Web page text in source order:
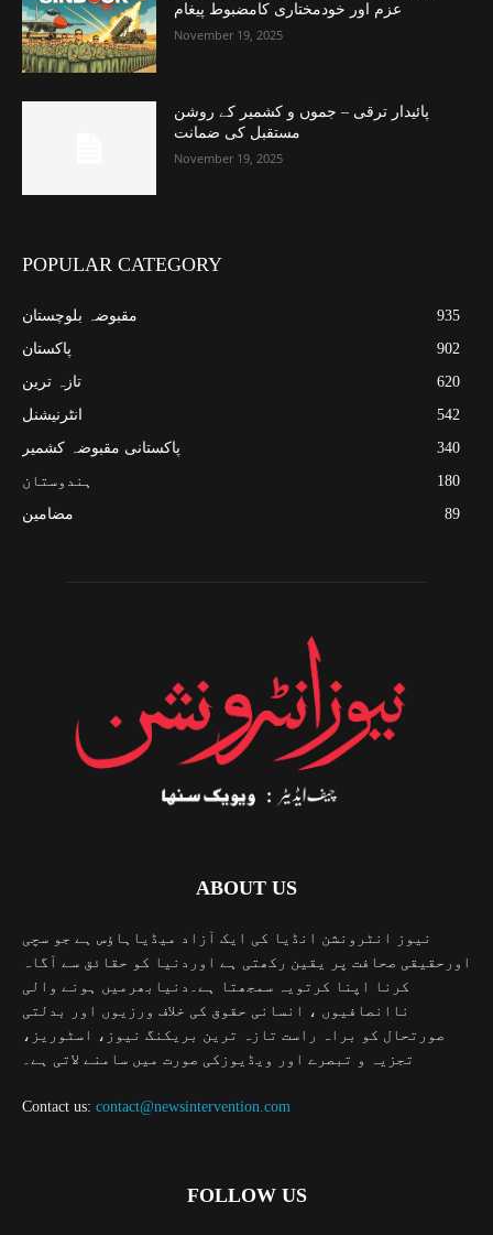
عزم اور خودمختاری کامضبوط پیغام
November 19, 2025
پائیدار ترقی – جموں و کشمیر کے روشن
مستقبل کی ضمانت
November 19, 2025
POPULAR CATEGORY
مقبوضہ بلوچستان
935
پاکستان
902
تازہ ترین
620
انٹرنیشنل
542
پاکستانی مقبوضہ کشمیر
340
ہندوستان
180
مضامین
89
ABOUT US
نیوز انٹرونشن انڈیا کی ایک آزاد میڈیاہاؤس ہے جو سچی
اورحقیقی صحافت پر یقین رکھتی ہے اوردنیا کو حقائق سے آگاہ
کرنا اپنا کرتویہ سمجھتا ہے۔دنیابھرمیں ہونے والی
ناانصافیوں ، انسانی حقوق کی خلاف ورزیوں اور بدلتی
صورتحال کو براہ راست تازہ ترین بریکنگ نیوز، اسٹوریز،
تجزیہ و تبصرے اور ویڈیوزکی صورت میں سامنے لاتی ہے۔
Contact us: contact@newsintervention.com
FOLLOW US